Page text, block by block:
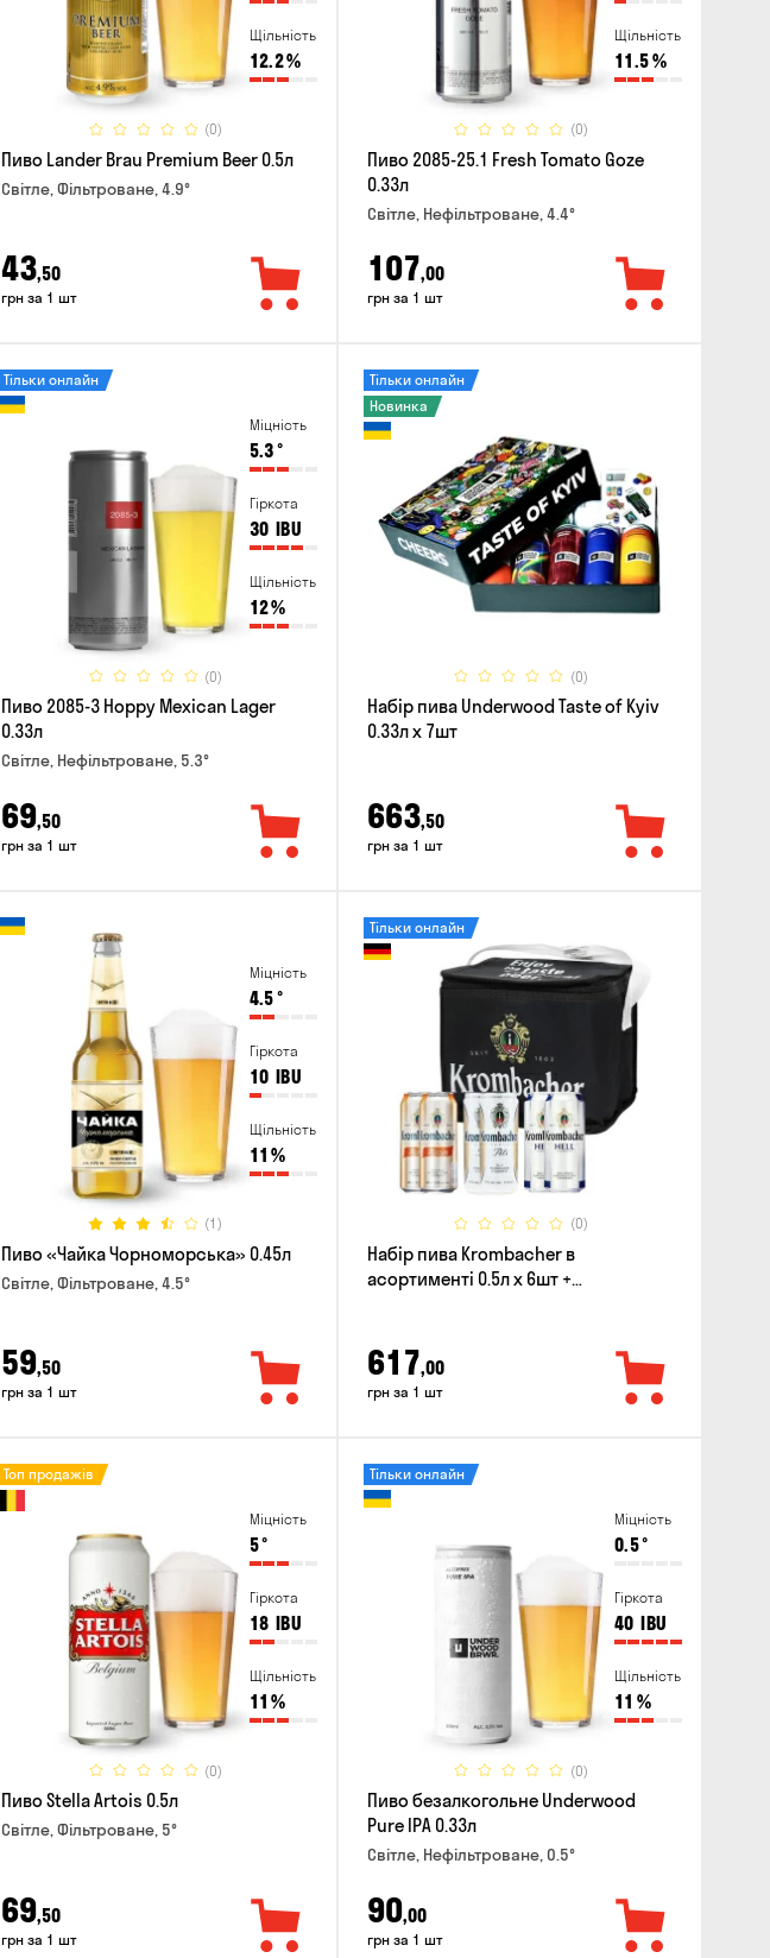
Щільність
12.2%
(0)
Пиво Lander Brau Premium Beer 0.5л
Світле, Фільтроване, 4.9°
43,50
грн за 1 шт
Щільність
11.5%
(0)
Пиво 2085-25.1 Fresh Tomato Goze
0.33л
Світле, Нефільтроване, 4.4°
107,00
грн за 1 шт
Міцність
5.3°
Гіркота
30 IBU
Щільність
12%
(0)
Тільки онлайн
Пиво 2085-3 Hoppy Mexican Lager
0.33л
Світле, Нефільтроване, 5.3°
69,50
грн за 1 шт
(0)
Тільки онлайн
Новинка
Набір пива Underwood Taste of Kyiv
0.33л x 7шт
663,50
грн за 1 шт
Міцність
4.5°
Гіркота
10 IBU
Щільність
11 %
(1)
Пиво «Чайка Чорноморська» 0.45л
Світле, Фільтроване, 4.5°
59,50
грн за 1 шт
(0)
Тільки онлайн
Набір пива Krombacher в
асортименті 0.5л х 6шт +
617,00
грн за 1 шт
Міцність
5°
Гіркота
18 IBU
Щільність
11 %
(0)
Топ продажів
Пиво Stella Artois 0.5л
Світле, Фільтроване, 5°
69,50
грн за 1 шт
Міцність
0.5°
Гіркота
40 IBU
Щільність
11 %
(0)
Тільки онлайн
Пиво безалкогольне Underwood
Pure IPA 0.33л
Світле, Нефільтроване, 0.5°
90,00
грн за 1 шт